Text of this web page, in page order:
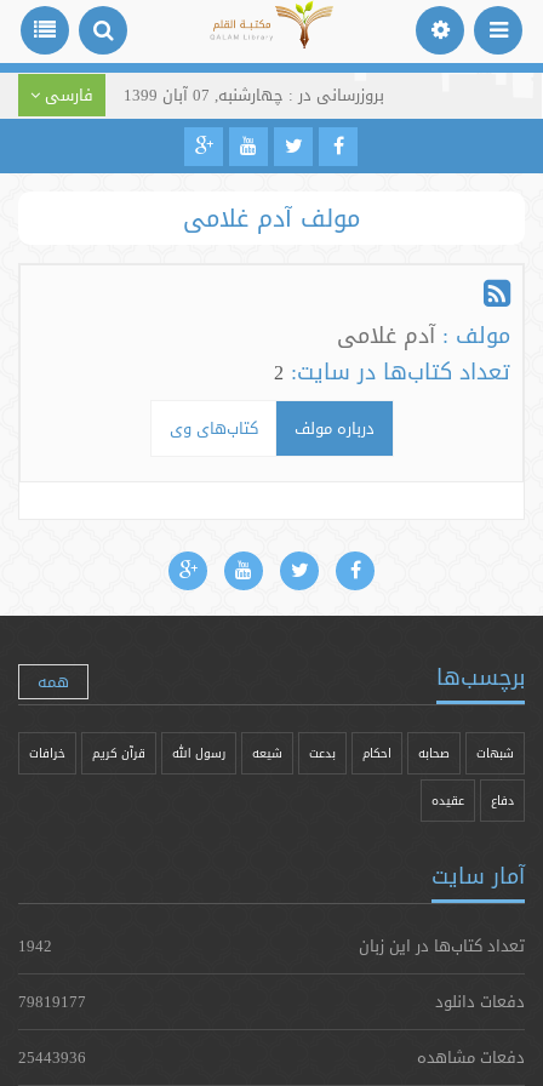
بروزرسانی در : چهارشنبه, 07 آبان 1399 فارسی
مولف آدم غلامی
مولف :آدم غلامی
تعداد کتاب‌ها در سایت: 2
درباره مولف کتاب‌های وی
برچسب‌ها همه
شبهات صحابه احکام بدعت شیعه رسول الله قرآن کریم خرافات
دفاع عقیده
آمار سایت
تعداد کتاب‌ها در این زبان
1942
دفعات دانلود
79819177
دفعات مشاهده
25443936